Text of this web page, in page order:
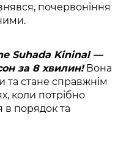
почервоніння
Suhada Kininal —
за 8 хвилин!Вона
та стане справжнім
коли потрібно
порядок та